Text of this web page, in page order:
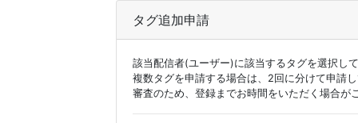
タグ追加申請
該当配信者(ユーザー)に該当するタグを選択し
複数タグを申請する場合は、2回に分けて申請
審査のため、登録までお時間をいただく場合が